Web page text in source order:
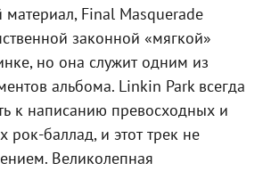
материал, Final Masquerade
законной «мягкой»
но она служит одним из
альбома. Linkin Park всегда
к написанию превосходных и
баллад, и этот трек не
Великолепная